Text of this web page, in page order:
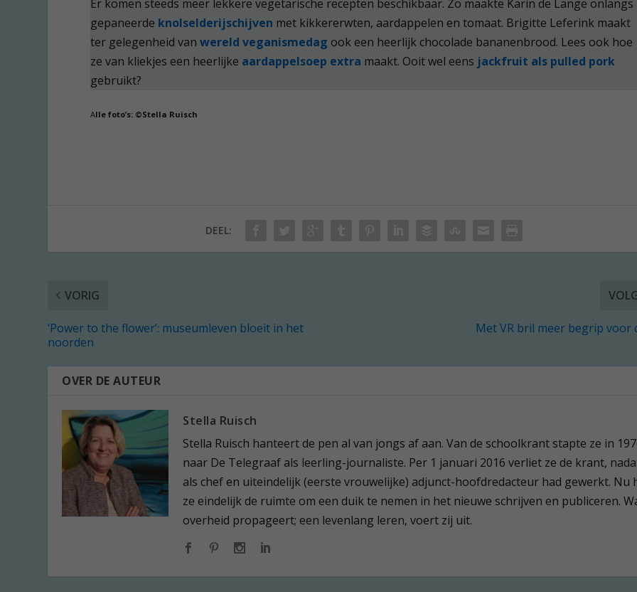
Er komen steeds meer lekkere vegetarische recepten beschikbaar. Zo maakte Karin de Lange onlangs
gepaneerde knolselderijschijven met kikkererwten, aardappelen en tomaat. Brigitte Leferink maakt
ter gelegenheid vanwereld veganismedag ook een heerlijk chocolade bananenbrood. Lees ook hoe
ze van kliekjes een heerlijke aardappelsoep extra maakt. Ooit wel eens jackfruit als pulled pork
gebruikt?
Alle foto’s: ©Stella Ruisch
DEEL:
VORIG
‘Power to the flower’: museumleven bloeit in het
noorden
Met VR bril meer begrip voor
OVER DE AUTEUR
Stella Ruisch
Stella Ruisch hanteert de pen al van jongs af aan. Van de schoolkrant stapte ze in
naar De Telegraaf als leerling-journaliste. Per 1 januari 2016 verliet ze de krant,
als chef en uiteindelijk (eerste vrouwelijke) adjunct-hoofdredacteur had gewerkt. Nu
ze eindelijk de ruimte om een duik te nemen in het nieuwe schrijven en publiceren.
overheid propageert; een levenlang leren, voert zij uit.